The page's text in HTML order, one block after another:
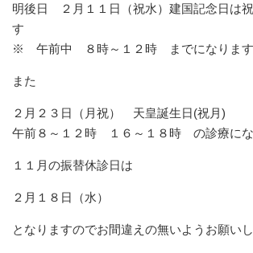
明後日 ２月１１日（祝水）建国記念日は
す
※ 午前中 ８時～１２時 までになりま
また
２月２３日（月祝） 天皇誕生日(祝月)
午前８～１２時 １６～１８時 の診療に
１１月の振替休診日は
２月１８日（水）
となりますのでお間違えの無いようお願い